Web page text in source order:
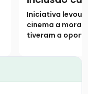
projeto
Bem” no
Iniciativa levou
cinema a
tiveram a
exibição